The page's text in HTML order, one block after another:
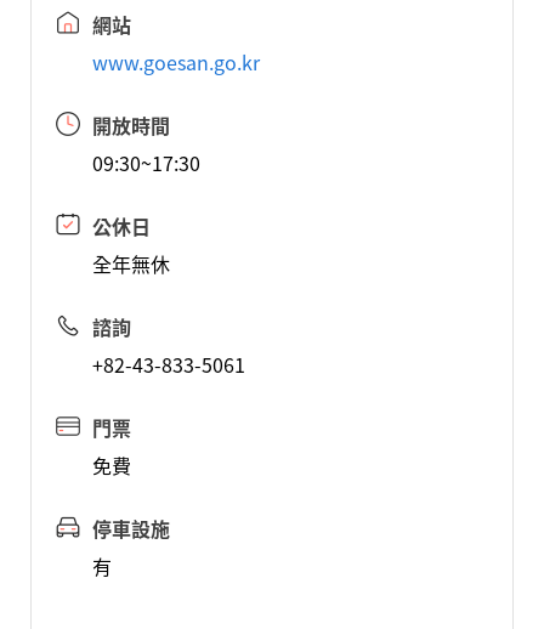
網站
www.goesan.go.kr
開放時間
09:30~17:30
公休日
全年無休
諮詢
+82-43-833-5061
門票
免費
停車設施
有